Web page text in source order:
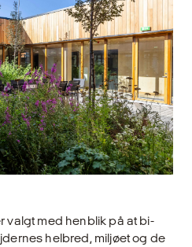
valgt med henblik på at bi­
helbred, miljøet og de